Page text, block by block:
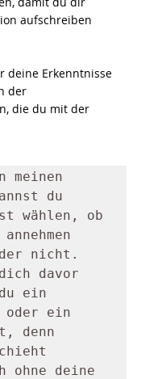
aufschreiben
deine Erkenntnisse
der
die du mit der
meinen
du
wählen, ob
nicht.
davor
ein
oder ein
denn
ohne deine